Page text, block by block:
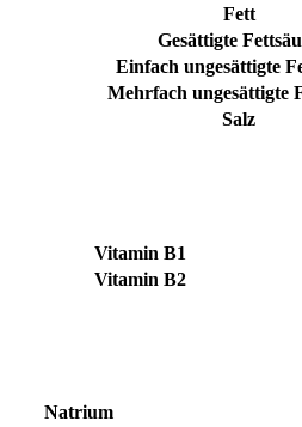
Fett
Gesättigte
Einfach ungesättigte
Mehrfach ungesättigte
Salz
Vitamin B1
Vitamin B2
Natrium